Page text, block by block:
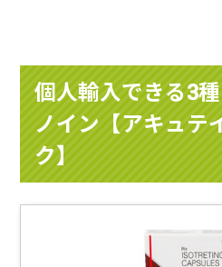
個人輸入できる3
ノイン【アキュテ
ク】